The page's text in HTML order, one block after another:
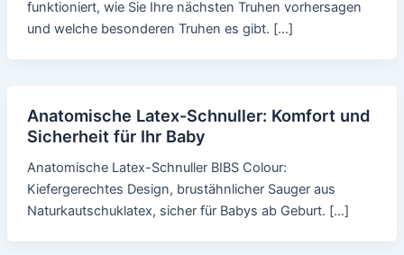
funktioniert, wie Sie Ihre nächsten Truhen vorhersagen
und welche besonderen Truhen es gibt. […]
Anatomische Latex-Schnuller: Komfort und
Sicherheit für Ihr Baby
Anatomische Latex-Schnuller BIBS Colour:
Kiefergerechtes Design, brustähnlicher Sauger aus
Naturkautschuklatex, sicher für Babys ab Geburt. […]